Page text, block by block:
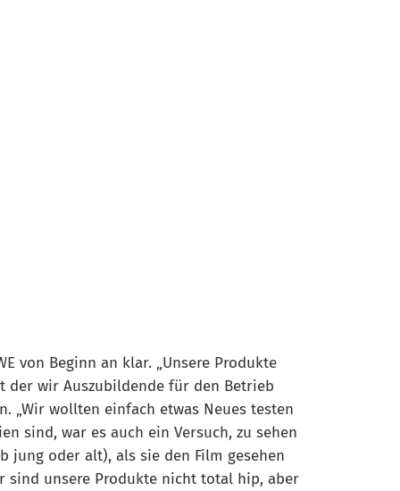
von Beginn an klar. „Unsere Produkte
der wir Auszubildende für den Betrieb
„Wir wollten einfach etwas Neues testen
sind, war es auch ein Versuch, zu sehen
jung oder alt), als sie den Film gesehen
sind unsere Produkte nicht total hip, aber